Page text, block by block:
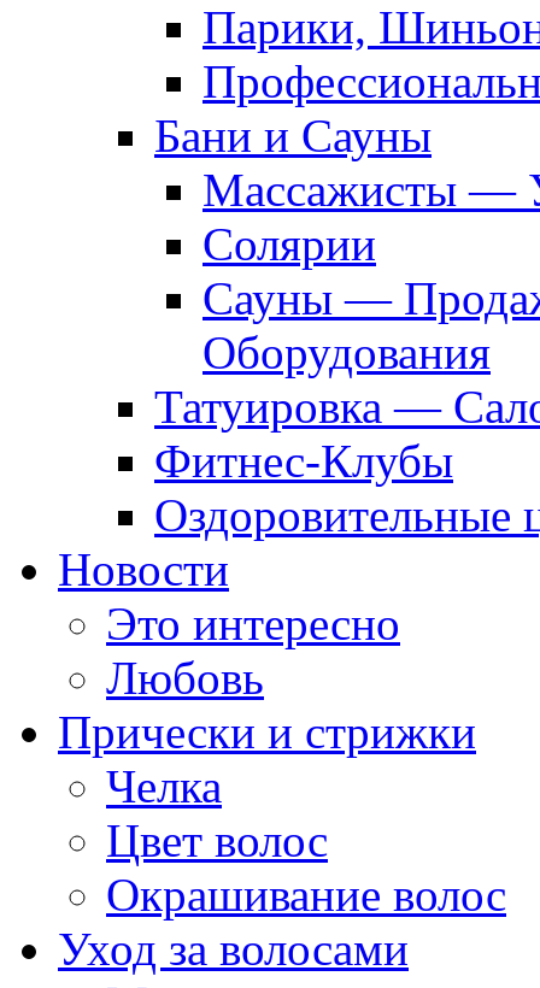
Парики,
Бани и Сауны
Массажисты —
Солярии
Сауны —
Оборудования
Татуировка —
Фитнес-Клубы
Оздоровительные
Новости
Это интересно
Любовь
Прически и стрижки
Челка
Цвет волос
Окрашивание волос
Уход за волосами